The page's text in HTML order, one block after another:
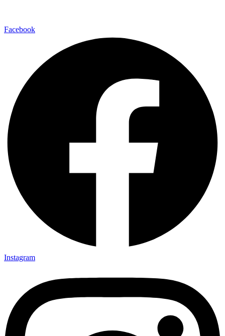
Facebook
Instagram